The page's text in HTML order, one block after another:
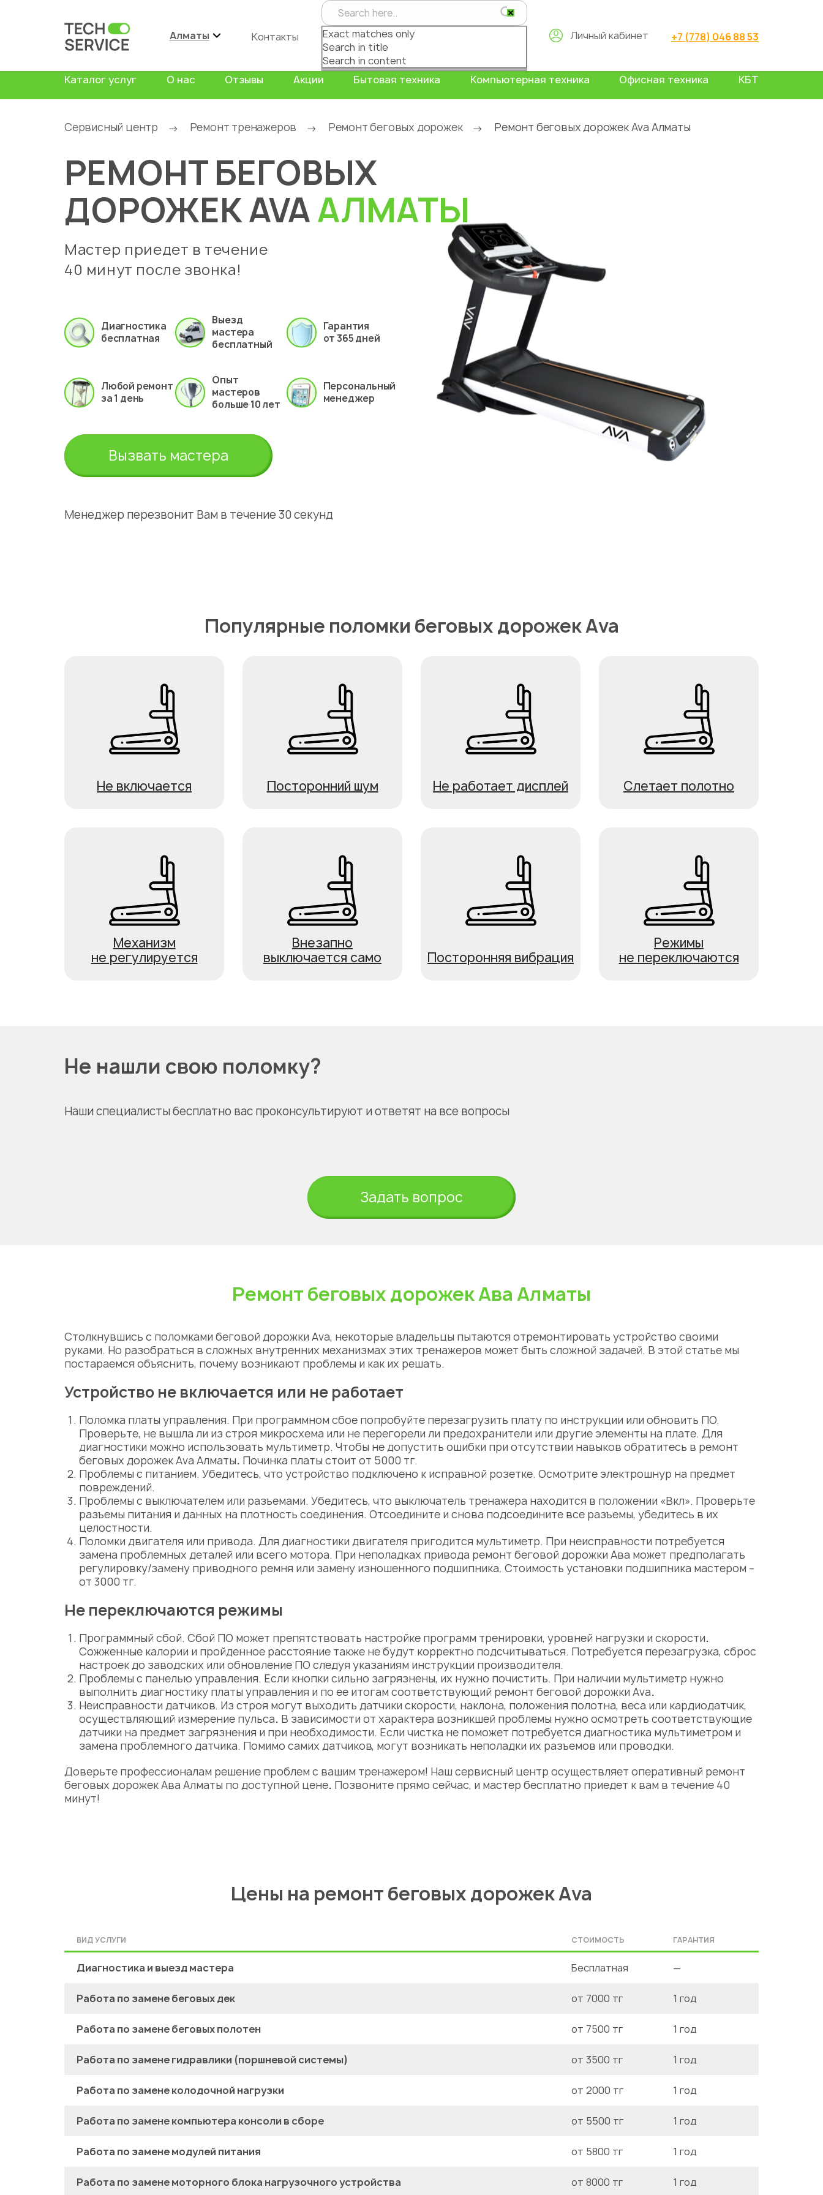
Алматы Контакты
Exact matches only
Search in title
Search in content
Личный кабинет +7 (778) 046 88 53
Каталог услуг О нас Отзывы Акции Бытовая техника Компьютерная техника Офисная техника КБТ
Сервисный центр → Ремонт тренажеров → Ремонт беговых дорожек → Ремонт беговых дорожек Ava Алматы
РЕМОНТ БЕГОВЫХ
ДОРОЖЕК AVAАЛМАТЫ
Мастер приедет в течение
40 минут после звонка!
Диагностика
бесплатная
Выезд
мастера
бесплатный
Гарантия
от 365 дней
Любой ремонт
за 1 день
Опыт
мастеров
больше 10 лет
Персональный
менеджер
Вызвать мастера
Менеджер перезвонит Вам в течение 30 секунд
Популярные поломки беговых дорожек Ava
Не включается Посторонний шум Не работает дисплей Слетает полотно
Механизм
не регулируется
Внезапно
выключается само
Посторонняя вибрация
Режимы
не переключаются
Не нашли свою поломку?
Наши специалисты бесплатно вас проконсультируют и ответят на все вопросы
Задать вопрос
Ремонт беговых дорожек Ава Алматы
Столкнувшись с поломками беговой дорожки Ava, некоторые владельцы пытаются отремонтировать устройство своими
руками. Но разобраться в сложных внутренних механизмах этих тренажеров может быть сложной задачей. В этой статье мы
постараемся объяснить, почему возникают проблемы и как их решать.
Устройство не включается или не работает
Поломка платы управления. При программном сбое попробуйте перезагрузить плату по инструкции или обновить ПО.
Проверьте, не вышла ли из строя микросхема или не перегорели ли предохранители или другие элементы на плате. Для
диагностики можно использовать мультиметр. Чтобы не допустить ошибки при отсутствии навыков обратитесь в ремонт
беговых дорожек Ava Алматы. Починка платы стоит от 5000 тг.
Проблемы с питанием. Убедитесь, что устройство подключено к исправной розетке. Осмотрите электрошнур на предмет
повреждений.
Проблемы с выключателем или разъемами. Убедитесь, что выключатель тренажера находится в положении «Вкл». Проверьте
разъемы питания и данных на плотность соединения. Отсоедините и снова подсоедините все разъемы, убедитесь в их
целостности.
Поломки двигателя или привода. Для диагностики двигателя пригодится мультиметр. При неисправности потребуется
замена проблемных деталей или всего мотора. При неполадках привода ремонт беговой дорожки Ава может предполагать
регулировку/замену приводного ремня или замену изношенного подшипника. Стоимость установки подшипника мастером –
от 3000 тг.
Не переключаются режимы
Программный сбой. Сбой ПО может препятствовать настройке программ тренировки, уровней нагрузки и скорости.
Сожженные калории и пройденное расстояние также не будут корректно подсчитываться. Потребуется перезагрузка, сброс
настроек до заводских или обновление ПО следуя указаниям инструкции производителя.
Проблемы с панелью управления. Если кнопки сильно загрязнены, их нужно почистить. При наличии мультиметр нужно
выполнить диагностику платы управления и по ее итогам соответствующий ремонт беговой дорожки Ava.
Неисправности датчиков. Из строя могут выходить датчики скорости, наклона, положения полотна, веса или кардиодатчик,
осуществляющий измерение пульса. В зависимости от характера возникшей проблемы нужно осмотреть соответствующие
датчики на предмет загрязнения и при необходимости. Если чистка не поможет потребуется диагностика мультиметром и
замена проблемного датчика. Помимо самих датчиков, могут возникать неполадки их разъемов или проводки.
Доверьте профессионалам решение проблем с вашим тренажером! Наш сервисный центр осуществляет оперативный ремонт
беговых дорожек Ава Алматы по доступной цене. Позвоните прямо сейчас, и мастер бесплатно приедет к вам в течение 40
минут!
Цены на ремонт беговых дорожек Ava
ВИД УСЛУГИ СТОИМОСТЬ ГАРАНТИЯ
Диагностика и выезд мастера Бесплатная —
Работа по замене беговых дек от 7000 тг 1 год
Работа по замене беговых полотен от 7500 тг 1 год
Работа по замене гидравлики (поршневой системы) от 3500 тг 1 год
Работа по замене колодочной нагрузки от 2000 тг 1 год
Работа по замене компьютера консоли в сборе от 5500 тг 1 год
Работа по замене модулей питания от 5800 тг 1 год
Работа по замене моторного блока нагрузочного устройства от 8000 тг 1 год